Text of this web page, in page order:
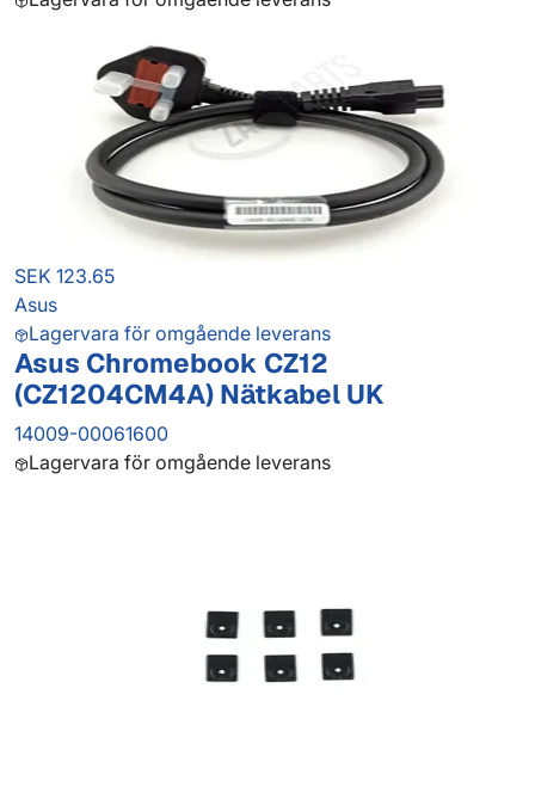
SEK 123.65
Asus
Lagervara för omgående leverans
Asus Chromebook CZ12
(CZ1204CM4A) Nätkabel UK
14009-00061600
Lagervara för omgående leverans